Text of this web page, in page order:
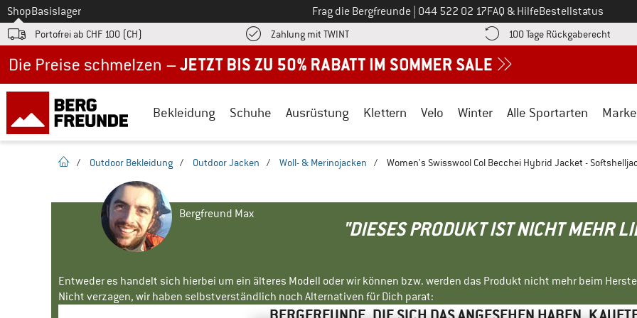
Zum
ShopBasislager Frag die Bergfreunde Ruf uns an unter
044 522 02 17FAQ & HilfeBestellstatus
Portofrei ab CHF 100 (CH) Zahlung mit TWINTFinde die Zahlungs-Infos hier! Öffnet sich in einer Infobox
100 Tage Rückgaberecht
Bekleidung Schuhe Ausrüstung Klettern Velo Winter Alle Sportarten
Startseite
/ Outdoor Bekleidung / Outdoor Jacken / Woll- & Merinojacken / Women's Swisswool Col Becchei Hybrid Jacket -
Bergfreund Max
"DIESES PRODUKT IST NICHT MEHR
Entweder es handelt sich hierbei um ein älteres Modell oder wir können bzw. werden das Produkt nicht mehr beim
Nicht verzagen, wir haben selbstverständlich noch Alternativen für Dich parat: